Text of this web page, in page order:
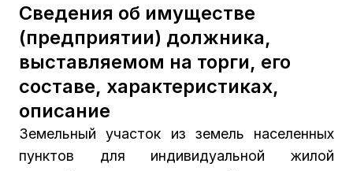
Сведения об имуществе
(предприятии) должника,
выставляемом на торги, его
составе, характеристиках,
описание
Земельный участок из земель населенных
пунктов для индивидуальной жилой